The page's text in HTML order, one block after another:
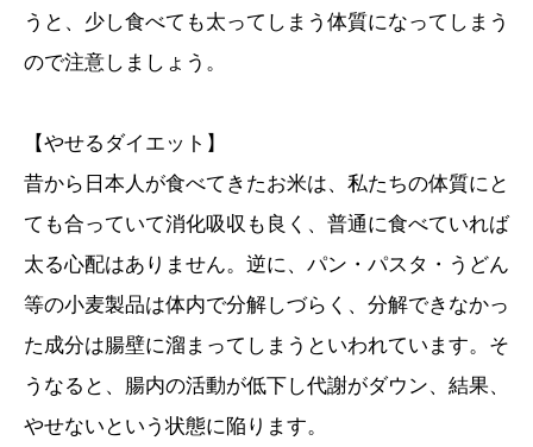
うと、少し食べても太ってしまう体質になってしまう
ので注意しましょう。
【やせるダイエット】
昔から日本人が食べてきたお米は、私たちの体質にと
ても合っていて消化吸収も良く、普通に食べていれば
太る心配はありません。逆に、パン・パスタ・うどん
等の小麦製品は体内で分解しづらく、分解できなかっ
た成分は腸壁に溜まってしまうといわれています。そ
うなると、腸内の活動が低下し代謝がダウン、結果、
やせないという状態に陥ります。